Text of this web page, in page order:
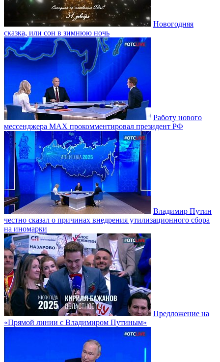
Новогодняя
сказка, или сон в зимнюю ночь
Работу нового
мессенджера MAX прокомментировал президент РФ
Владимир Путин
честно сказал о причинах внедрения утилизационного сбора
на иномарки
Предложение на
«Прямой линии с Владимиром Путиным»